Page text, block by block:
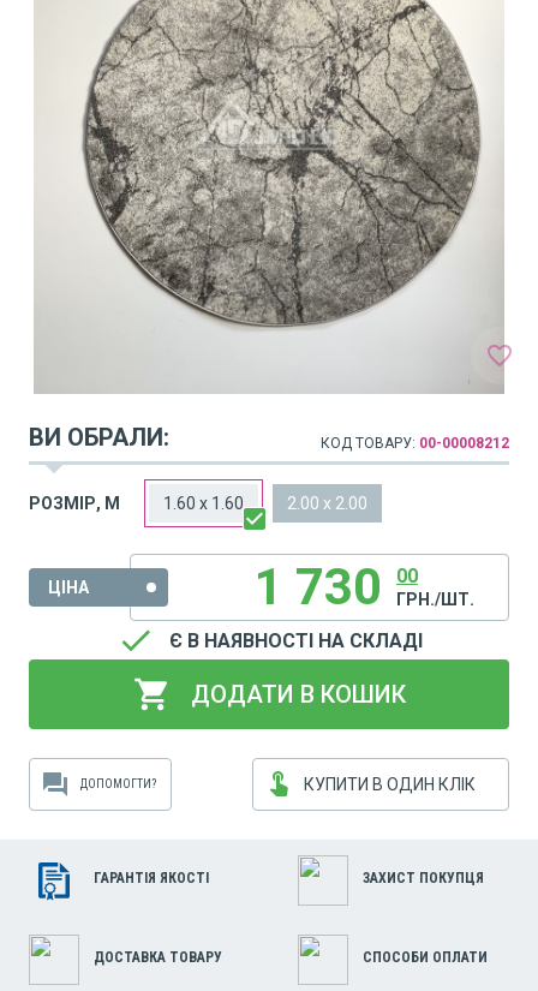
favorite_border
ВИ ОБРАЛИ:
arrow_drop_down КОД ТОВАРУ: 00-00008212
РОЗМІР, М 1.60 x 1.60 2.00 x 2.00
ЦІНА 1 730 00
ГРН./ШТ.
done Є В НАЯВНОСТІ НА СКЛАДІ
shopping_cart ДОДАТИ В КОШИК
forum ДОПОМОГТИ? touch_app КУПИТИ В ОДИН КЛІК
ГАРАНТІЯ ЯКОСТІ ЗАХИСТ ПОКУПЦЯ
ДОСТАВКА ТОВАРУ СПОСОБИ ОПЛАТИ